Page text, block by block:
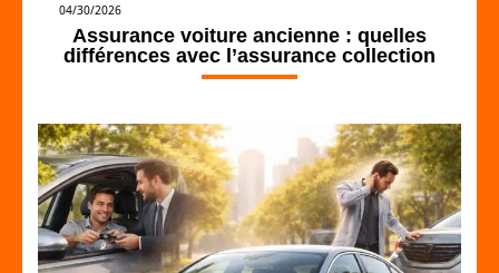
04/30/2026
Assurance voiture ancienne : quelles
différences avec l’assurance collection